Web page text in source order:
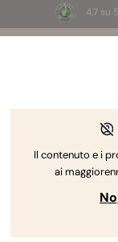
4.7 su
3
Il contenuto e i
ai